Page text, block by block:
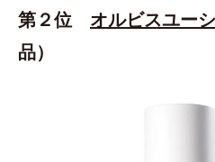
第２位 オルビスユー
品）